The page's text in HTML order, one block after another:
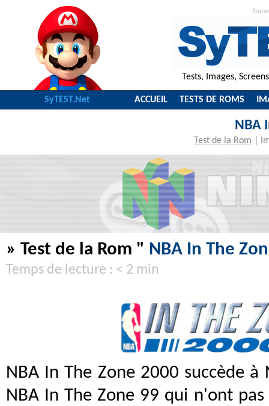
Tests, Images,
SyTEST.Net ACCUEIL TESTS DE ROMS
NBA
Test de la Rom
» Test de la Rom " NBA In The
Temps de lecture : < 2 min
NBA In The Zone 2000 succède
NBA In The Zone 99 qui n'ont